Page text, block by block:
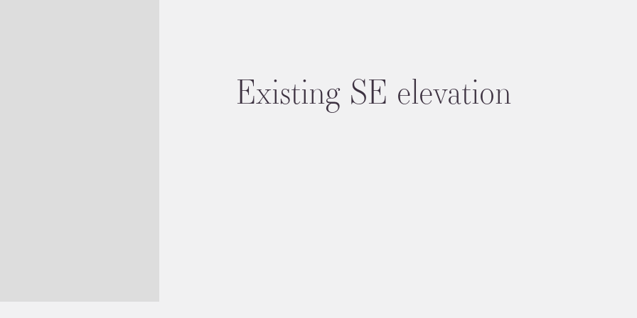
Existing SE elevation